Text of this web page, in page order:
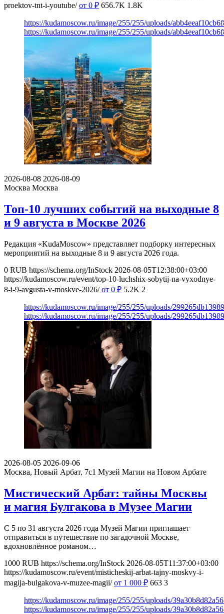
proektov-tnt-i-youtube/ от 0 ₽ 656.7K 1.8K
https://kudamoscow.ru/image/255/255/uploads/
https://kudamoscow.ru/image/255/255/uploads/
2026-08-08 2026-08-09
Москва Москва
Топ-10 лучших событий на выходные 8
и 9 августа в Москве 2026
Редакция «KudaMoscow» представляет подборку интересных
мероприятий на выходные 8 и 9 августа 2026 года.
0 RUB https://schema.org/InStock 2026-08-05T12:38:00+03:00
https://kudamoscow.ru/event/top-10-luchshix-sobytij-na-vyxodnye-
8-i-9-avgusta-v-moskve-2026/ от 0 ₽ 5.2K 2
https://kudamoscow.ru/image/255/255/uploads/
https://kudamoscow.ru/image/255/255/uploads/
2026-08-05 2026-09-06
Москва, Новый Арбат, 7с1 Музей Магии на Новом Арбате
Мистический Арбат: тайны Москвы
и магия Булгакова в Музее Магии
С 5 по 31 августа 2026 года Музей Магии приглашает
отправиться в путешествие по загадочной Москве,
вдохновлённое романом…
1000 RUB https://schema.org/InStock 2026-08-05T11:37:00+03:00
https://kudamoscow.ru/event/misticheskij-arbat-tajny-moskvy-i-
magija-bulgakova-v-muzee-magii/ от 1 000 ₽ 663 3
https://kudamoscow.ru/image/255/255/uploads/
https://kudamoscow.ru/image/255/255/uploads/